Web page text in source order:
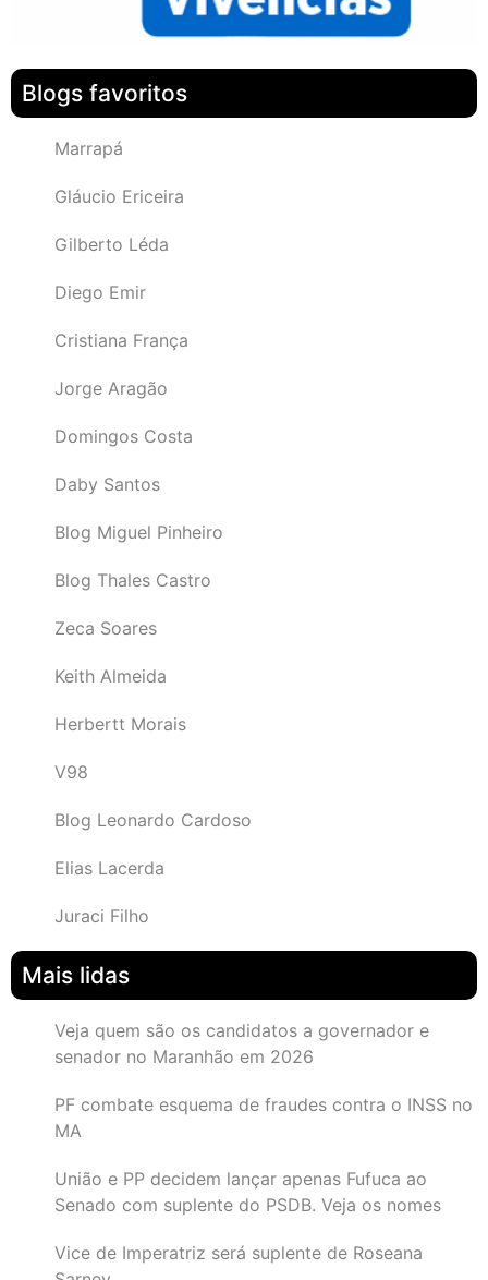
Blogs favoritos
Marrapá
Gláucio Ericeira
Gilberto Léda
Diego Emir
Cristiana França
Jorge Aragão
Domingos Costa
Daby Santos
Blog Miguel Pinheiro
Blog Thales Castro
Zeca Soares
Keith Almeida
Herbertt Morais
V98
Blog Leonardo Cardoso
Elias Lacerda
Juraci Filho
Mais lidas
Veja quem são os candidatos a governador e
senador no Maranhão em 2026
PF combate esquema de fraudes contra o INSS no
MA
União e PP decidem lançar apenas Fufuca ao
Senado com suplente do PSDB. Veja os nomes
Vice de Imperatriz será suplente de Roseana